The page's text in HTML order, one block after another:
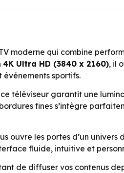
moderne qui combine
4K Ultra HD (3840 x 2160), il
événements sportifs.
ce téléviseur garantit une
fines s’intègre
ouvre les portes d’un
fluide, intuitive et
de diffuser vos contenus